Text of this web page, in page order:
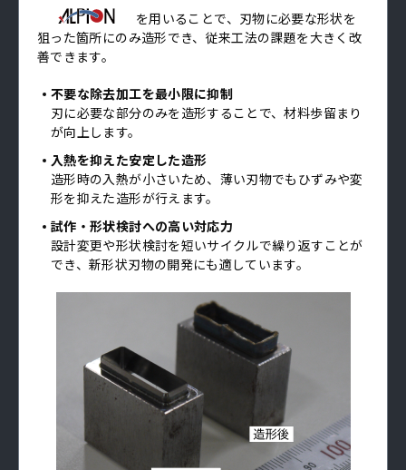
を用いることで、刃物に必要な形状を
狙った箇所にのみ造形でき、従来工法の課題を大きく改
善できます。
不要な除去加工を最小限に抑制
刃に必要な部分のみを造形することで、材料歩留まり
が向上します。
入熱を抑えた安定した造形
造形時の入熱が小さいため、薄い刃物でもひずみや変
形を抑えた造形が行えます。
試作・形状検討への高い対応力
設計変更や形状検討を短いサイクルで繰り返すことが
でき、新形状刃物の開発にも適しています。